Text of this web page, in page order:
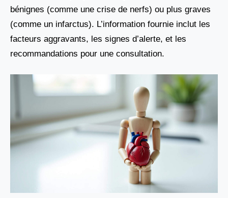
bénignes (comme une crise de nerfs) ou plus graves
(comme un infarctus). L’information fournie inclut les
facteurs aggravants, les signes d’alerte, et les
recommandations pour une consultation.